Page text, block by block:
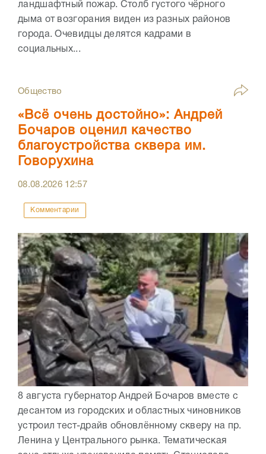
ландшафтный пожар. Столб густого чёрного
дыма от возгорания виден из разных районов
города. Очевидцы делятся кадрами в
социальных...
Общество
«Всё очень достойно»: Андрей
Бочаров оценил качество
благоустройства сквера им.
Говорухина
08.08.2026 12:57
Комментарии
8 августа губернатор Андрей Бочаров вместе с
десантом из городских и областных чиновников
устроил тест-драйв обновлённому скверу на пр.
Ленина у Центрального рынка. Тематическая